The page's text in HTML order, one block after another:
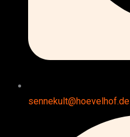
sennekult@hoevelhof.de